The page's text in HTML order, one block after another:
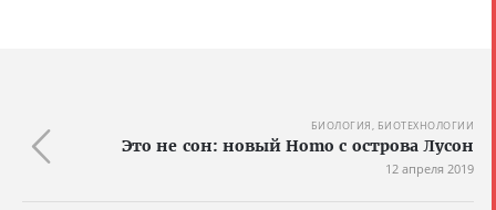
БИОЛОГИЯ, БИОТЕХНОЛОГИИ
Это не сон: новый Homo с острова Лусон
12 апреля 2019